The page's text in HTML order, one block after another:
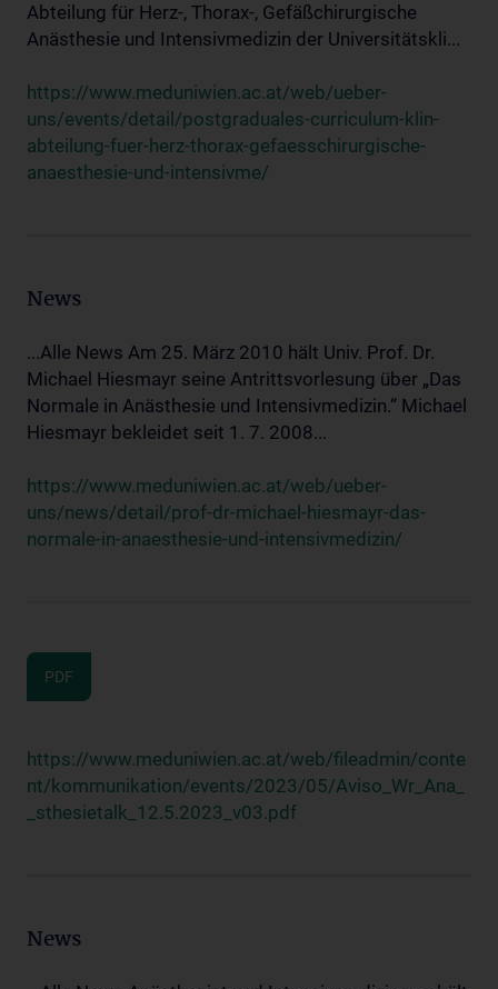
Abteilung für Herz-, Thorax-, Gefäßchirurgische
Anästhesie und Intensivmedizin der Universitätskli...
https://www.meduniwien.ac.at/web/ueber-
uns/events/detail/postgraduales-curriculum-klin-
abteilung-fuer-herz-thorax-gefaesschirurgische-
anaesthesie-und-intensivme/
News
...Alle News Am 25. März 2010 hält Univ. Prof. Dr.
Michael Hiesmayr seine Antrittsvorlesung über „Das
Normale in Anästhesie und Intensivmedizin.“ Michael
Hiesmayr bekleidet seit 1. 7. 2008...
https://www.meduniwien.ac.at/web/ueber-
uns/news/detail/prof-dr-michael-hiesmayr-das-
normale-in-anaesthesie-und-intensivmedizin/
PDF
https://www.meduniwien.ac.at/web/fileadmin/conte
nt/kommunikation/events/2023/05/Aviso_Wr_Ana_
_sthesietalk_12.5.2023_v03.pdf
News